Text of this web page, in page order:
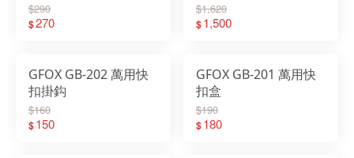
$290
$270
$1,620
$1,500
GFOX GB-202 萬用快
扣掛鈎
$160
$150
GFOX GB-201 萬用快
扣盒
$190
$180